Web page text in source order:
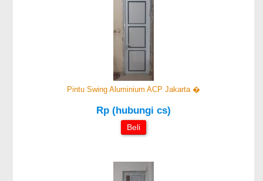
Pintu Swing Aluminium ACP Jakarta �
Rp (hubungi cs)
Beli